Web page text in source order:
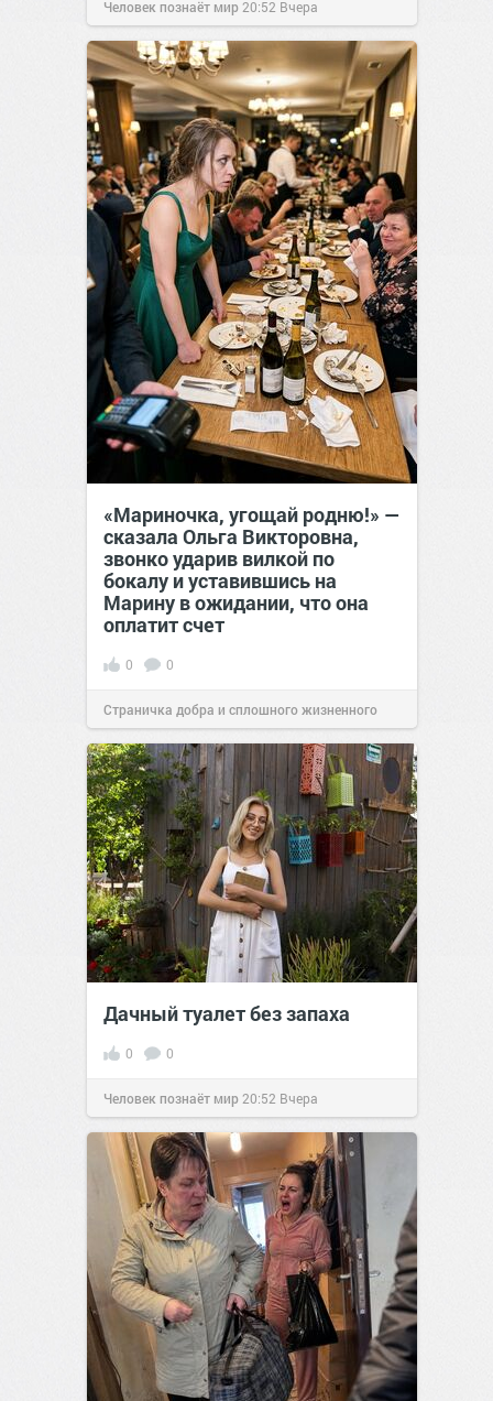
Человек познаёт мир 20:52 Вчера
«Мариночка, угощай родню!» —
сказала Ольга Викторовна,
звонко ударив вилкой по
бокалу и уставившись на
Марину в ожидании, что она
оплатит счет
0 0
Страничка добра и сплошного жизненного
позитива!19:38Вчера
Дачный туалет без запаха
0 0
Человек познаёт мир 20:52 Вчера